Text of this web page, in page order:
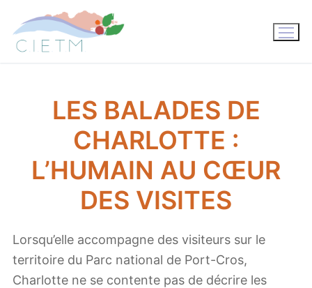
contenu
LES BALADES DE
CHARLOTTE :
L’HUMAIN AU CŒUR
DES VISITES
Lorsqu’elle accompagne des visiteurs sur le
territoire du Parc national de Port-Cros,
Charlotte ne se contente pas de décrire les